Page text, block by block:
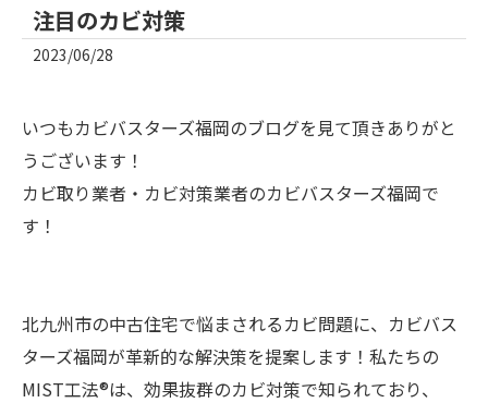
注目のカビ対策
2023/06/28
いつもカビバスターズ福岡のブログを見て頂きありがと
うございます！
カビ取り業者・カビ対策業者のカビバスターズ福岡で
す！
北九州市の中古住宅で悩まされるカビ問題に、カビバス
ターズ福岡が革新的な解決策を提案します！私たちの
MIST工法®は、効果抜群のカビ対策で知られており、